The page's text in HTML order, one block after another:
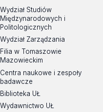
Wydział Studiów
Międzynarodowych i
Politologicznych
Wydział Zarządzania
Filia w Tomaszowie
Mazowieckim
Centra naukowe i zespoły
badawcze
Biblioteka UŁ
Wydawnictwo UŁ